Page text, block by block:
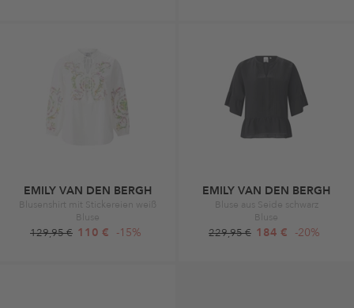
EMILY VAN DEN BERGH
Blusenshirt mit Stickereien weiß
Bluse
129,95 € 110 € -15%
EMILY VAN DEN BERGH
Bluse aus Seide schwarz
Bluse
229,95 € 184 € -20%